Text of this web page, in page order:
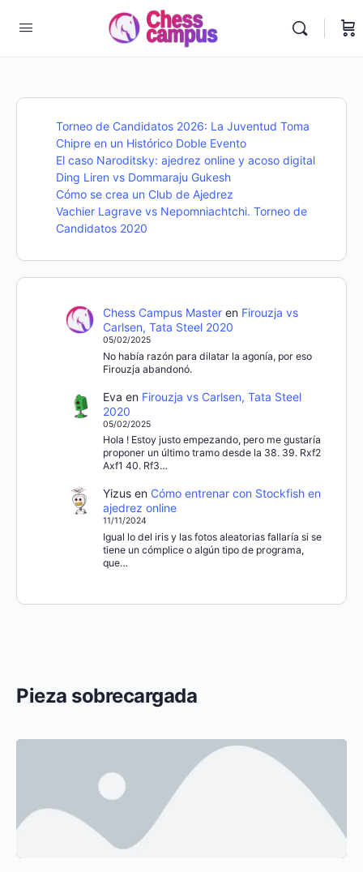
Pieza sobrecargada
Torneo de Candidatos 2026: La Juventud Toma
Chipre en un Histórico Doble Evento
El caso Naroditsky: ajedrez online y acoso digital
Ding Liren vs Dommaraju Gukesh
Cómo se crea un Club de Ajedrez
Vachier Lagrave vs Nepomniachtchi. Torneo de
Candidatos 2020
Chess Campus Masteren Firouzja vs
Carlsen, Tata Steel 2020
05/02/2025
No había razón para dilatar la agonía, por eso
Firouzja abandonó.
Eva en Firouzja vs Carlsen, Tata Steel
2020
05/02/2025
Hola ! Estoy justo empezando, pero me gustaría
proponer un último tramo desde la 38. 39. Rxf2
Axf1 40. Rf3…
Yizusen Cómo entrenar con Stockfish en
ajedrez online
11/11/2024
Igual lo del iris y las fotos aleatorias fallaría si se
tiene un cómplice o algún tipo de programa,
que…